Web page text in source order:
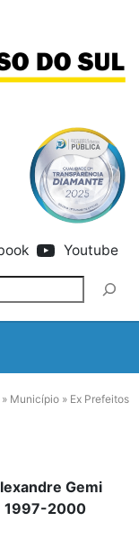
Youtube
» Município » Ex Prefeitos
Gemi
1997-2000